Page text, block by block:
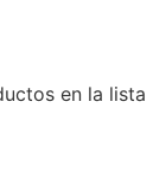
en la lista